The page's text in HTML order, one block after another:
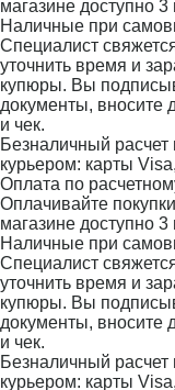
магазине доступно
Наличные при
Специалист
уточнить время и
купюры. Вы
документы, вносите
и чек.
Безналичный
курьером: карты
Оплата по
Оплачивайте
магазине доступно
Наличные при
Специалист
уточнить время и
купюры. Вы
документы, вносите
и чек.
Безналичный
курьером: карты